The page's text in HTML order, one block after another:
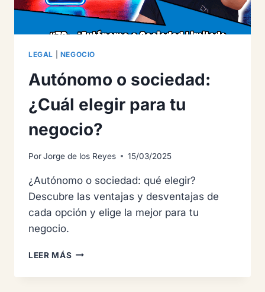
LEGAL NEGOCIO
Autónomo o sociedad:
¿Cuál elegir para tu
negocio?
PorJorge de los Reyes 15/03/2025
¿Autónomo o sociedad: qué elegir?
Descubre las ventajas y desventajas de
cada opción y elige la mejor para tu
negocio.
LEER MÁSAUTÓNOMO
SOCIEDAD: